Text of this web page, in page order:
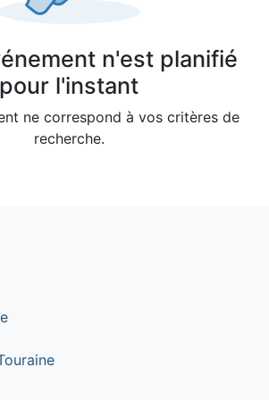
n'est planifié
pour l'instant
ne correspond à vos critères de
recherche.